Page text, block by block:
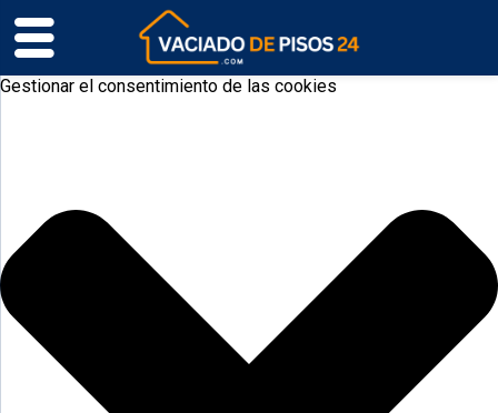
Gestionar el consentimiento de las cookies